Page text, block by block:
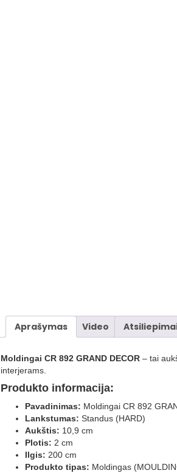
Aprašymas Video
Moldingai CR 892 GRAND DECOR – tai
interjerams.
Produkto informacija:
Pavadinimas: Moldingai CR 892
Lankstumas: Standus (HARD)
Aukštis: 10,9 cm
Plotis: 2 cm
Ilgis: 200 cm
Produkto tipas: Moldingas